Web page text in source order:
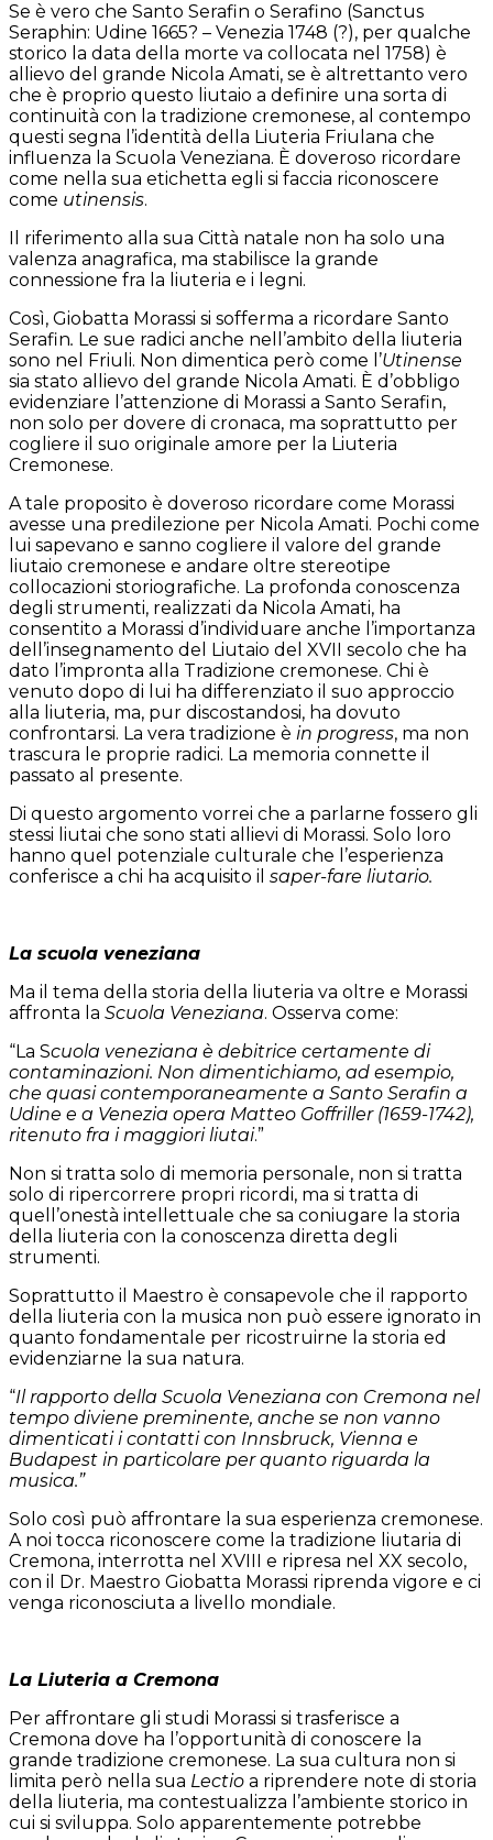
Se è vero che Santo Serafin o Serafino (Sanctus
Seraphin: Udine 1665? – Venezia 1748 (?), per qualche
storico la data della morte va collocata nel 1758) è
allievo del grande Nicola Amati, se è altrettanto vero
che è proprio questo liutaio a definire una sorta di
continuità con la tradizione cremonese, al contempo
questi segna l’identità della Liuteria Friulana che
influenza la Scuola Veneziana. È doveroso ricordare
come nella sua etichetta egli si faccia riconoscere
come utinensis.
Il riferimento alla sua Città natale non ha solo una
valenza anagrafica, ma stabilisce la grande
connessione fra la liuteria e i legni.
Così, Giobatta Morassi si sofferma a ricordare Santo
Serafin. Le sue radici anche nell’ambito della liuteria
sono nel Friuli. Non dimentica però come l’Utinense
sia stato allievo del grande Nicola Amati. È d’obbligo
evidenziare l’attenzione di Morassi a Santo Serafin,
non solo per dovere di cronaca, ma soprattutto per
cogliere il suo originale amore per la Liuteria
Cremonese.
A tale proposito è doveroso ricordare come Morassi
avesse una predilezione per Nicola Amati. Pochi come
lui sapevano e sanno cogliere il valore del grande
liutaio cremonese e andare oltre stereotipe
collocazioni storiografiche. La profonda conoscenza
degli strumenti, realizzati da Nicola Amati, ha
consentito a Morassi d’individuare anche l’importanza
dell’insegnamento del Liutaio del XVII secolo che ha
dato l’impronta alla Tradizione cremonese. Chi è
venuto dopo di lui ha differenziato il suo approccio
alla liuteria, ma, pur discostandosi, ha dovuto
confrontarsi. La vera tradizione è in progress, ma non
trascura le proprie radici. La memoria connette il
passato al presente.
Di questo argomento vorrei che a parlarne fossero gli
stessi liutai che sono stati allievi di Morassi. Solo loro
hanno quel potenziale culturale che l’esperienza
conferisce a chi ha acquisito il saper-fare liutario.
La scuola veneziana
Ma il tema della storia della liuteria va oltre e Morassi
affronta la Scuola Veneziana. Osserva come:
“La Scuola veneziana è debitrice certamente di
contaminazioni. Non dimentichiamo, ad esempio,
che quasi contemporaneamente a Santo Serafin a
Udine e a Venezia opera Matteo Goffriller (1659-1742),
ritenuto fra i maggiori liutai.”
Non si tratta solo di memoria personale, non si tratta
solo di ripercorrere propri ricordi, ma si tratta di
quell’onestà intellettuale che sa coniugare la storia
della liuteria con la conoscenza diretta degli
strumenti.
Soprattutto il Maestro è consapevole che il rapporto
della liuteria con la musica non può essere ignorato in
quanto fondamentale per ricostruirne la storia ed
evidenziarne la sua natura.
“Il rapporto della Scuola Veneziana con Cremona nel
tempo diviene preminente, anche se non vanno
dimenticati i contatti con Innsbruck, Vienna e
Budapest in particolare per quanto riguarda la
musica.”
Solo così può affrontare la sua esperienza cremonese.
A noi tocca riconoscere come la tradizione liutaria di
Cremona, interrotta nel XVIII e ripresa nel XX secolo,
con il Dr. Maestro Giobatta Morassi riprenda vigore e ci
venga riconosciuta a livello mondiale.
La Liuteria a Cremona
Per affrontare gli studi Morassi si trasferisce a
Cremona dove ha l’opportunità di conoscere la
grande tradizione cremonese. La sua cultura non si
limita però nella sua Lectio a riprendere note di storia
della liuteria, ma contestualizza l’ambiente storico in
cui si sviluppa. Solo apparentemente potrebbe